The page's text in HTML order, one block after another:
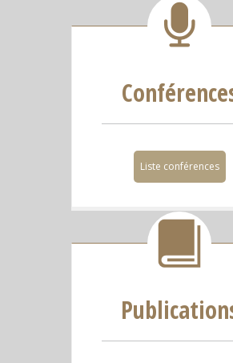
Liste conférences